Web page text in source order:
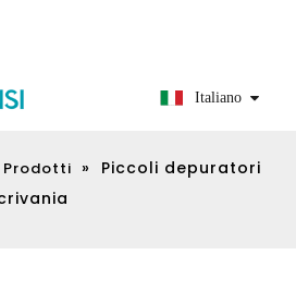
Italiano
Prodotti »
Piccoli depuratori